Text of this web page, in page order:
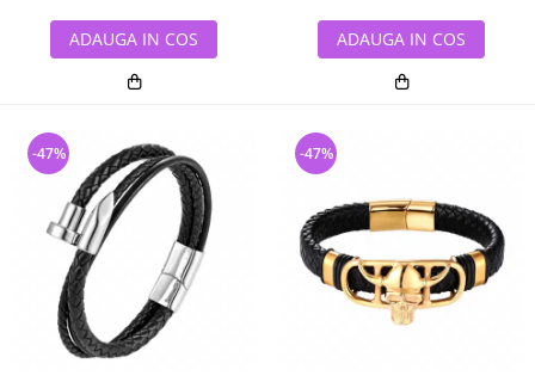
ADAUGA IN COS ADAUGA IN COS
-47% -47%